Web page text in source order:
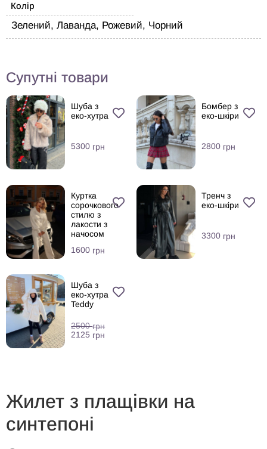
Колір
Зелений, Лаванда, Рожевий, Чорний
Супутні товари
Шуба з
еко-хутра
5300 грн
Бомбер з
еко-шкіри
2800 грн
Куртка
сорочкового
стилю з
лакости з
начосом
1600 грн
Тренч з
еко-шкіри
3300 грн
Шуба з
еко-хутра
Teddy
2500грн
2125 грн
Жилет з плащівки на
синтепоні